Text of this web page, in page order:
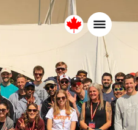
Canada
Français